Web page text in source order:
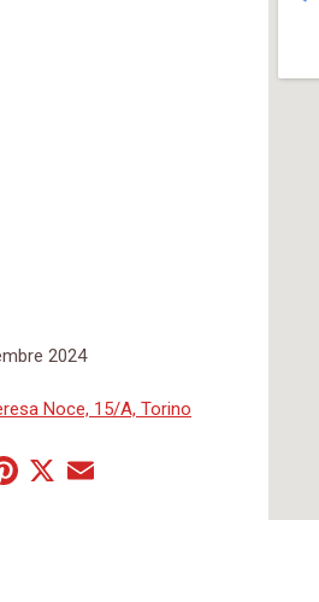
2024
Noce, 15/A, Torino
Pinterest
X